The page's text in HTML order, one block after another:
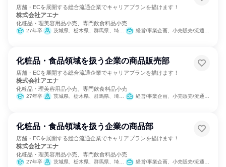
店舗・ECを展開する総合流通企業でキャリアプランを描けます！
株式会社アエナ
化粧品・理美容用品小売、専門飲食料品小売
27年卒 茨城県、栃木県、群馬県、埼玉県、千葉県、東京都、神奈川県、愛知県、滋賀県、京都府、大阪府、兵庫県、奈良県、和歌山県 経営/事業企画、小売販売/流通、SCM/生産管理/購買/物流、人事、総務、商品企画、マーケティング・広告・宣伝
化粧品・食品領域を扱う企業の商品販売部
店舗・ECを展開する総合流通企業でキャリアプランを描けます！
株式会社アエナ
化粧品・理美容用品小売、専門飲食料品小売
27年卒 茨城県、栃木県、群馬県、埼玉県、千葉県、東京都、神奈川県、愛知県、滋賀県、京都府、大阪府、兵庫県、奈良県、和歌山県 経営/事業企画、小売販売/流通、SCM/生産管理/購買/物流、人事、総務、営業、商品企画、マーケティング・広告・宣伝
化粧品・食品領域を扱う企業の商品部
店舗・ECを展開する総合流通企業でキャリアプランを描けます！
株式会社アエナ
化粧品・理美容用品小売、専門飲食料品小売
27年卒 茨城県、栃木県、群馬県、埼玉県、千葉県、東京都、神奈川県、愛知県、滋賀県、京都府、大阪府、兵庫県、奈良県、和歌山県 経営/事業企画、小売販売/流通、SCM/生産管理/購買/物流、人事、総務、営業、商品企画、マーケティング・広告・宣伝